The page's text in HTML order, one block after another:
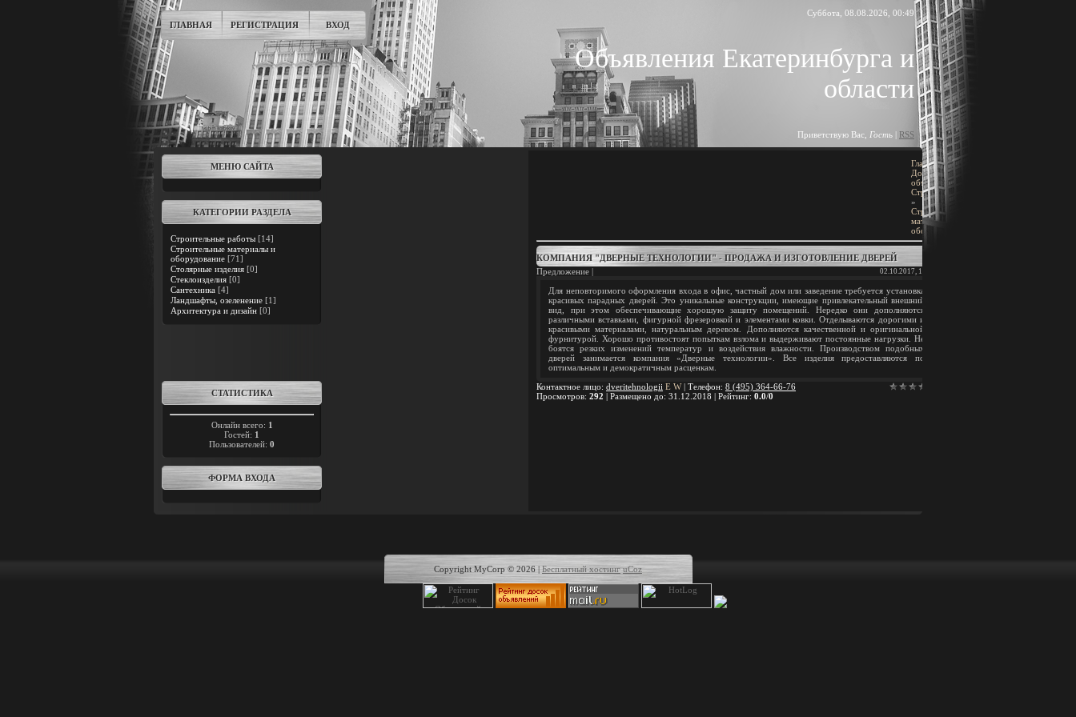
ГЛАВНАЯ РЕГИСТРАЦИЯ ВХОД
Суббота, 08.08.2026, 00:49
Объявления Екатеринбурга и
области
Приветствую Вас Гость | RSS
МЕНЮ САЙТА
КАТЕГОРИИ РАЗДЕЛА
Строительные работы [14]
Строительные материалы и
оборудование [71]
Столярные изделия [0]
Стеклоизделия [0]
Сантехника [4]
Ландшафты, озеленение [1]
Архитектура и дизайн [0]
СТАТИСТИКА
Онлайн всего: 1
Гостей: 1
Пользователей: 0
ФОРМА ВХОДА
Главная»
Доска
объявлений
Строительство
»
Строительные
материалы и
оборудование
КОМПАНИЯ "ДВЕРНЫЕ ТЕХНОЛОГИИ" - ПРОДАЖА И ИЗГОТОВЛЕНИЕ ДВЕРЕЙ
Предложение |
02.10.2017, 17:46
Для неповторимого оформления входа в офис, частный дом или заведение требуется установка
красивых парадных дверей. Это уникальные конструкции, имеющие привлекательный внешний
вид, при этом обеспечивающие хорошую защиту помещений. Нередко они дополняются
различными вставками, фигурной фрезеровкой и элементами ковки. Отделываются дорогими и
красивыми материалами, натуральным деревом. Дополняются качественной и оригинальной
фурнитурой. Хорошо противостоят попыткам взлома и выдерживают постоянные нагрузки. Не
боятся резких изменений температур и воздействия влажности. Производством подобных
дверей занимается компания «Дверные технологии». Все изделия предоставляются по
оптимальным и демократичным расценкам.
Контактное лицо: dveritehnologii E W| Телефон: 8 (495) 364-66-76
Просмотров: 292 | Размещено до: 31.12.2018 | Рейтинг: 0.0/0
Copyright MyCorp © 2026 | Бесплатный хостинг uCoz